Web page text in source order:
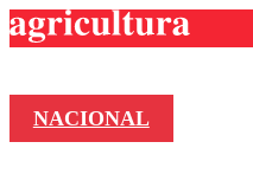
NACIONAL